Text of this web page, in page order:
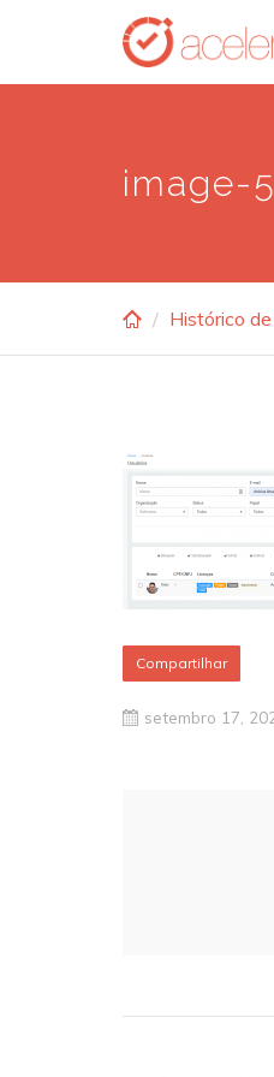
main
image-5
Histórico
Compartilhar
setembro 17,